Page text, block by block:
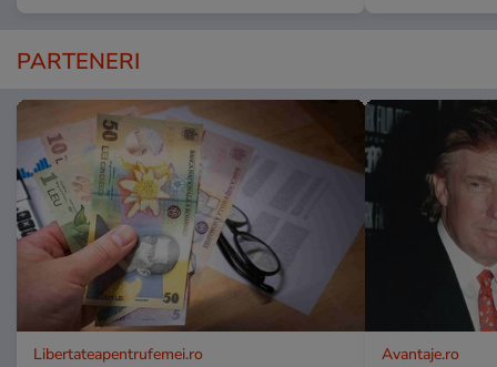
PARTENERI
Libertateapentrufemei.ro Avantaje.ro